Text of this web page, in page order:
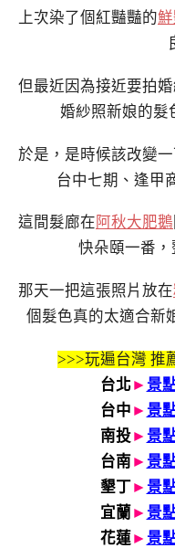
上次染了個紅豔豔的
但最近因為接近要拍
婚紗照新娘的髮
於是，是時候該改變
台中七期、逢甲
這間髮廊在 阿秋大肥鵝
快朵頤一番
那天一把這張照片放在
個髮色真的太適合新
>>>玩遍台灣 推
台北 ► 景
台中 ► 景
南投► 景
台南► 景
墾丁► 景
宜蘭 ► 景
花蓮► 景